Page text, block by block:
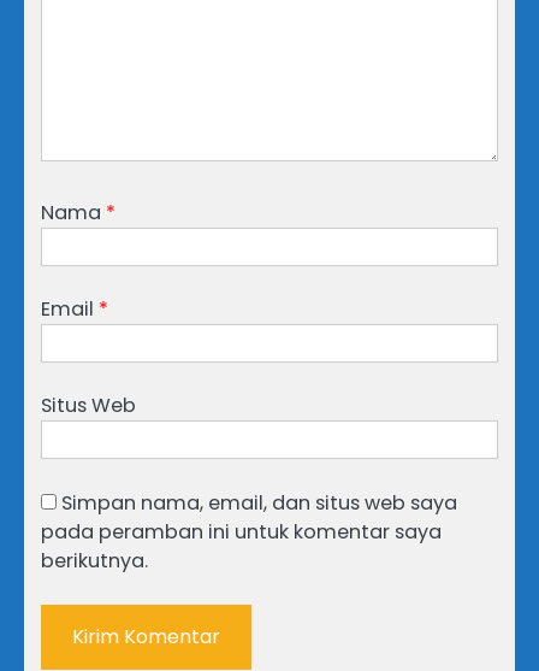
Nama *
Email *
Situs Web
Simpan nama, email, dan situs web saya
pada peramban ini untuk komentar saya
berikutnya.